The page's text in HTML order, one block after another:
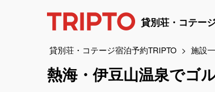
貸別荘・コテー
貸別荘・コテージ宿泊予約TRIPTO 施設
熱海・伊豆山温泉でゴ